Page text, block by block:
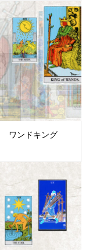
ワンドキング